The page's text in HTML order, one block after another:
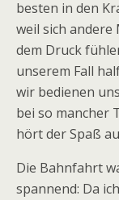
besten in den
weil sich
dem Druck
unserem Fall
wir bedienen
bei so mancher
hört der Spaß
Die Bahnfahrt
spannend: Da